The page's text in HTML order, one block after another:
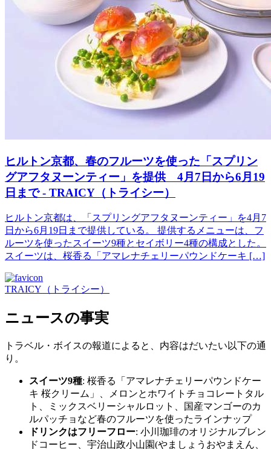
ヒルトン京都、春のフルーツを使った「スプリン
グアフタヌーンティー」を提供 4月7日から6月19
日まで - TRAICY（トライシー）
ヒルトン京都は、「スプリングアフタヌーンティー」を4月7
日から6月19日まで提供している。 提供するメニューは、フ
ルーツを使ったスイーツ9種とセイボリー4種の構成とした。
スイーツは、桜香る「アマレナチェリーパウンドケーキ […]
TRAICY（トライシー）
ニュースの事実
トラベル・ボイスの報道によると、内容はだいたい以下の通
り。
スイーツ9種: 桜香る「アマレナチェリーパウンドケー
キ 桜クリーム」、メロンとホワイトチョコレートタル
ト、ミックスベリーシャルロット、国産マンゴーのカ
ルパッチョなど春のフルーツを使ったラインナップ
ドリンクはフリーフロー: 小川珈琲のオリジナルブレン
ドコーヒー、宇治山政小山園(やましょうおやまえん、